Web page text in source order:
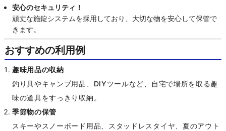
安心のセキュリティ！
頑丈な施錠システムを採用しており、大切な物を安心して保管で
きます。
おすすめの利用例
趣味用品の収納
釣り具やキャンプ用品、DIYツールなど、自宅で場所を取る趣
味の道具をすっきり収納。
季節物の保管
スキーやスノーボード用品、スタッドレスタイヤ、夏のアウト